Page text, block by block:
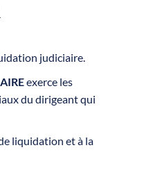
judiciaire.
exerce les
du dirigeant qui
liquidation et à la